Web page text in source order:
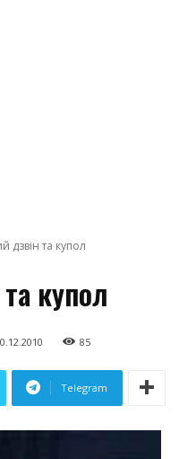
дзвін та купол
купол
85
Telegram